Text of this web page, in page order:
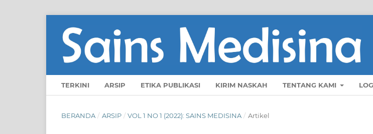
TERKINI ARSIP ETIKA PUBLIKASI KIRIM NASKAH TENTANG KAMI
BERANDA / ARSIP / VOL 1 NO 1 (2022): SAINS MEDISINA / Artikel